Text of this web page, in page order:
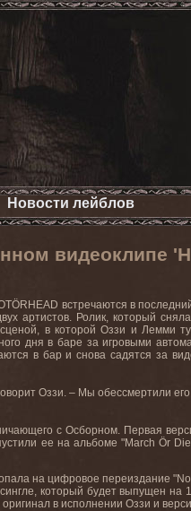
Новости лейблов
видеоклипе
ÖRHEAD встречаются в
артистов. Ролик, который сняла
сценой, в которой Оззи и Лемми
дня в баре за игровыми
в бар и снова садятся за
Оззи. – Мы обессмертили
с Осборном. Первая
ее на альбоме "March Ör
на цифровое переиздание "No
который будет выпущен на
в исполнении Оззи и